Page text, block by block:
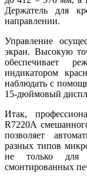
Держатель для
направлении.
Управление
экран. Высокую
обеспечивает
индикатором
наблюдать с
15-дюймовый
Итак,
R7220A
позволяет
разных типов
не только для
смонтированных